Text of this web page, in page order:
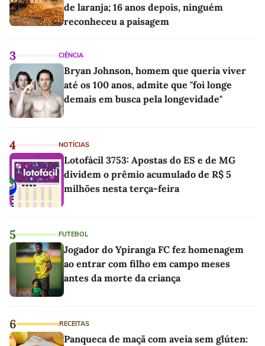
de laranja; 16 anos depois, ninguém
reconheceu a paisagem
3 CIÊNCIA
Bryan Johnson, homem que queria viver
até os 100 anos, admite que "foi longe
demais em busca pela longevidade"
4 NOTÍCIAS
Lotofácil 3753: Apostas do ES e de MG
dividem o prêmio acumulado de R$ 5
milhões nesta terça-feira
5 FUTEBOL
Jogador do Ypiranga FC fez homenagem
ao entrar com filho em campo meses
antes da morte da criança
6 RECEITAS
Panqueca de maçã com aveia sem glúten: